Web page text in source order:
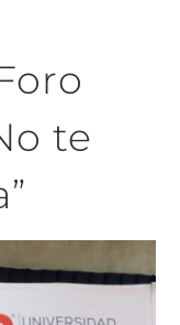
te